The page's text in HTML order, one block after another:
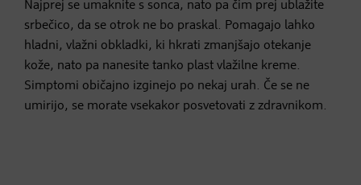
Najprej se umaknite s sonca, nato pa čim prej ublažite
srbečico, da se otrok ne bo praskal. Pomagajo lahko
hladni, vlažni obkladki, ki hkrati zmanjšajo otekanje
kože, nato pa nanesite tanko plast vlažilne kreme.
Simptomi običajno izginejo po nekaj urah. Če se ne
umirijo, se morate vsekakor posvetovati z zdravnikom.